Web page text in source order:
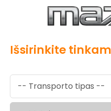
Išsirinkite